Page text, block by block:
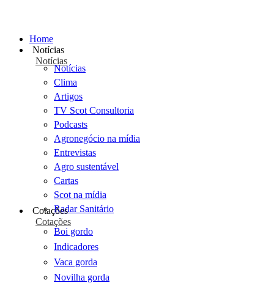
Home
Notícias
Notícias
Notícias
Clima
Artigos
TV Scot Consultoria
Podcasts
Agronegócio na mídia
Entrevistas
Agro sustentável
Cartas
Scot na mídia
Radar Sanitário
Cotações
Cotações
Boi gordo
Indicadores
Vaca gorda
Novilha gorda